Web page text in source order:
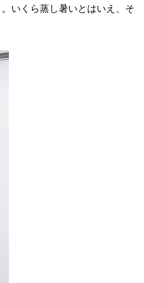
いくら蒸し暑いとはいえ、そ